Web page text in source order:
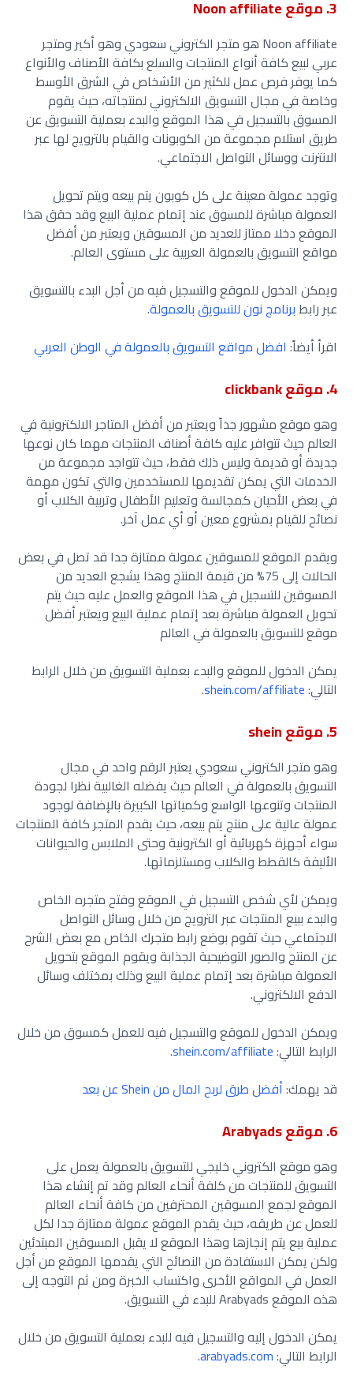
3. موقع Noon affiliate
Noon affiliate هو متجر الكتروني سعودي وهو أكبر ومتجر
عربي لبيع كافة أنواع المنتجات والسلع بكافة الأصناف والأنواع
كما يوفر فرص عمل للكثير من الأشخاص في الشرق الأوسط
وخاصة في مجال التسويق الالكتروني لمنتجاته، حيث يقوم
المسوق بالتسجيل في هذا الموقع والبدء بعملية التسويق عن
طريق استلام مجموعة من الكوبونات والقيام بالترويج لها عبر
الانترنت ووسائل التواصل الاجتماعي.
وتوجد عمولة معينة على كل كوبون يتم بيعه ويتم تحويل
العمولة مباشرة للمسوق عند إتمام عملية البيع وقد حقق هذا
الموقع دخلا ممتاز للعديد من المسوقين ويعتبر من أفضل
مواقع التسويق بالعمولة العربية على مستوى العالم.
ويمكن الدخول للموقع والتسجيل فيه من أجل البدء بالتسويق
عبر رابطبرنامج نون للتسويق بالعمولة.
اقرأ أيضاً: افضل مواقع التسويق بالعمولة في الوطن العربي
4. موقع clickbank
وهو موقع مشهور جداً ويعتبر من أفضل المتاجر الالكترونية في
العالم حيث تتوافر عليه كافة أصناف المنتجات مهما كان نوعها
جديدة أو قديمة وليس ذلك فقط، حيث تتواجد مجموعة من
الخدمات التي يمكن تقديمها للمستخدمين والتي تكون مهمة
في بعض الأحيان كمجالسة وتعليم الأطفال وتربية الكلاب أو
نصائح للقيام بمشروع معين أو أي عمل آخر.
ويقدم الموقع للمسوقين عمولة ممتازة جدا قد تصل في بعض
الحالات إلى 75% من قيمة المنتج وهذا يشجع العديد من
المسوقين للتسجيل في هذا الموقع والعمل عليه حيث يتم
تحويل العمولة مباشرة بعد إتمام عملية البيع ويعتبر أفضل
موقع للتسويق بالعمولة في العالم
يمكن الدخول للموقع والبدء بعملية التسويق من خلال الرابط
التالي:shein.com/affiliate
.
5. موقع shein
وهو متجر الكتروني سعودي يعتبر الرقم واحد في مجال
التسويق بالعمولة في العالم حيث يفضله الغالبية نظرا لجودة
المنتجات وتنوعها الواسع وكمياتها الكبيرة بالإضافة لوجود
عمولة عالية على منتج يتم بيعه، حيث يقدم المتجر كافة المنتجات
سواء أجهزة كهربائية أو الكترونية وحتى الملابس والحيوانات
الأليفة كالقطط والكلاب ومستلزماتها.
ويمكن لأي شخص التسجيل في الموقع وفتح متجره الخاص
والبدء ببيع المنتجات عبر الترويج من خلال وسائل التواصل
الاجتماعي حيث تقوم بوضع رابط متجرك الخاص مع بعض الشرح
عن المنتج والصور التوضيحية الجذابة ويقوم الموقع بتحويل
العمولة مباشرة بعد إتمام عملية البيع وذلك بمختلف وسائل
الدفع الالكتروني.
ويمكن الدخول للموقع والتسجيل فيه للعمل كمسوق من خلال
الرابط التالي:shein.com/affiliate
.
قد يهمك:أفضل طرق لربح المال من Shein عن بعد
6. موقع Arabyads
وهو موقع الكتروني خليجي للتسويق بالعمولة يعمل على
التسويق للمنتجات من كلفة أنحاء العالم وقد تم إنشاء هذا
الموقع لجمع المسوقين المحترفين من كافة أنحاء العالم
للعمل عن طريقه، حيث يقدم الموقع عمولة ممتازة جدا لكل
عملية بيع يتم إنجازها وهذا الموقع لا يقبل المسوقين المبتدئين
ولكن يمكن الاستفادة من النصائح التي يقدمها الموقع من أجل
العمل في المواقع الأخرى واكتساب الخبرة ومن ثم التوجه إلى
هذه الموقع Arabyads للبدء في التسويق.
يمكن الدخول إليه والتسجيل فيه للبدء بعملية التسويق من خلال
الرابط التالي:arabyads.com
.